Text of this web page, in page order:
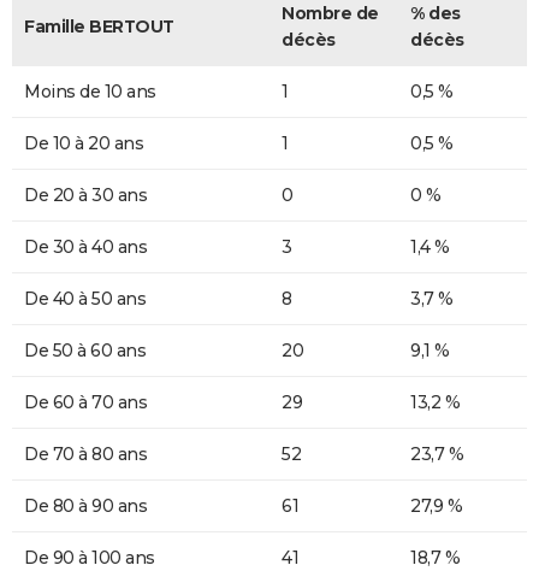
Famille BERTOUT
Nombre de
décès
% des
décès
Moins de 10 ans 1 0,5 %
De 10 à 20 ans 1 0,5 %
De 20 à 30 ans 0 0 %
De 30 à 40 ans 3 1,4 %
De 40 à 50 ans 8 3,7 %
De 50 à 60 ans 20 9,1 %
De 60 à 70 ans 29 13,2 %
De 70 à 80 ans 52 23,7 %
De 80 à 90 ans 61 27,9 %
De 90 à 100 ans 41 18,7 %